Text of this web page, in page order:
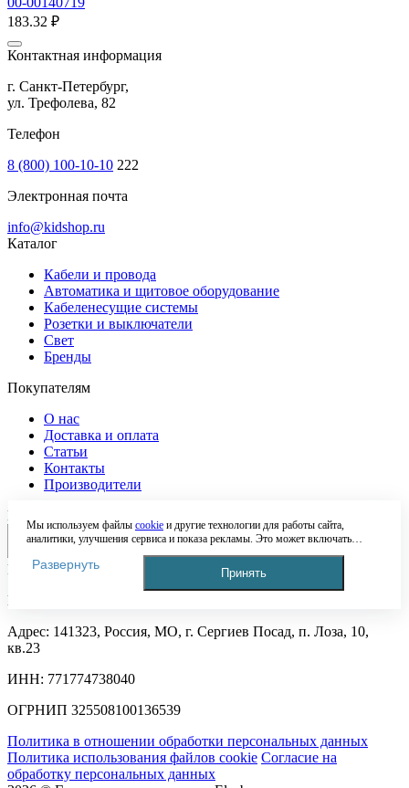
183.32 ₽
Контактная информация
г. Санкт-Петербург,
ул. Трефолева, 82
Телефон
8 (800) 100-10-10 222
Электронная почта
info@kidshop.ru
Каталог
Кабели и провода
Автоматика и щитовое оборудование
Кабеленесущие системы
Розетки и выключатели
Свет
Бренды
Покупателям
О нас
Доставка и оплата
Статьи
Контакты
Производители
Наши мессенджеры
Реквизиты
ИП Даниелян Норайр Завенович
Адрес: 141323, Россия, МО, г. Сергиев Посад, п. Лоза, 10,
кв.23
ИНН: 771774738040
ОГРНИП 325508100136539
Политика в отношении обработки персональных данных
Политика использования файлов cookie Согласие на
обработку персональных данных
Мы используем файлы cookieи другие технологии для работы сайта,
аналитики, улучшения сервиса и показа рекламы. Это может включать
обработку таких данных, как IP-адрес, информация о вашем устройстве,
местоположении и действиях на сайте. Продолжая пользоваться сайтом, вы
Политике обработки персональных
Развернуть
Принять